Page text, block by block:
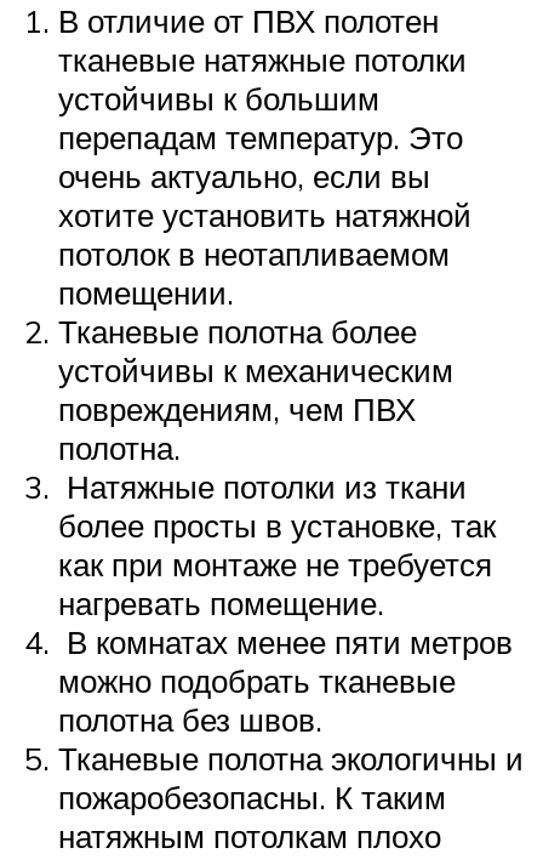
В отличие от ПВХ полотен
тканевые натяжные потолки
устойчивы к большим
перепадам температур. Это
очень актуально, если вы
хотите установить натяжной
потолок в неотапливаемом
помещении.
Тканевые полотна более
устойчивы к механическим
повреждениям, чем ПВХ
полотна.
Натяжные потолки из ткани
более просты в установке, так
как при монтаже не требуется
нагревать помещение.
В комнатах менее пяти метров
можно подобрать тканевые
полотна без швов.
Тканевые полотна экологичны и
пожаробезопасны. К таким
натяжным потолкам плохо